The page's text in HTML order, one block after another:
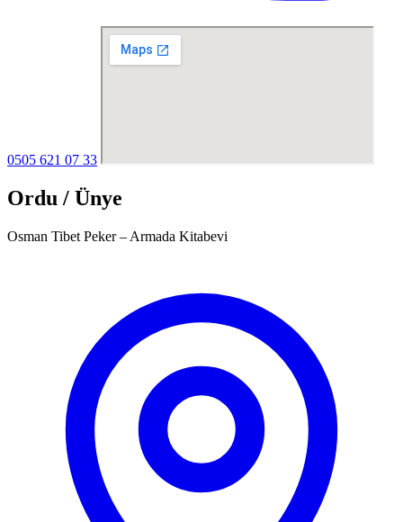
0505 621 07 33
Ordu / Ünye
Osman Tibet Peker – Armada Kitabevi